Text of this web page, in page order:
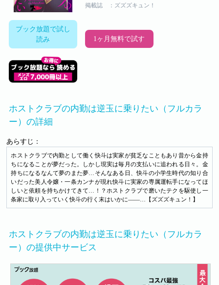
ブック放題で試し
読み
掲載誌 ：ズズズキュン！
1ヶ月無料で試す
ホストクラブの内勤は逆玉に乗りたい（フルカラ
ー）の詳細
あらすじ：
ホストクラブで内勤として働く快斗は実家が貧乏なこともあり昔から金持
ちになることが夢だった。しかし現実は毎月の支払いに追われる日々。金
持ちになるなんて夢のまた夢…そんなある日、快斗の小学生時代の知り合
いだった美人令嬢・一条カンナが現れ快斗に実家の専属運転手になってほ
しいと依頼を持ちかけてきて…！？ホストクラブで磨いたテクを駆使し一
条家に取り入っていく快斗の行く末はいかに――…【ズズズキュン！】
ホストクラブの内勤は逆玉に乗りたい（フルカラ
ー）の提供中サービス